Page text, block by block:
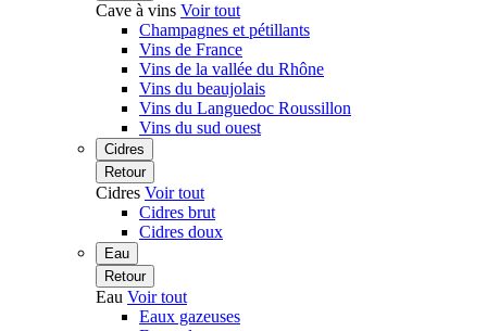
Cave à vins Voir tout
Champagnes et pétillants
Vins de France
Vins de la vallée du Rhône
Vins du beaujolais
Vins du Languedoc Roussillon
Vins du sud ouest
Cidres
Retour
Cidres Voir tout
Cidres brut
Cidres doux
Eau
Retour
Eau Voir tout
Eaux gazeuses